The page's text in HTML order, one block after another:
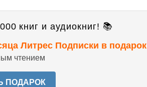
книг и аудиокниг! 📚
Литрес Подписки в подарок
чтением
ПОДАРОК